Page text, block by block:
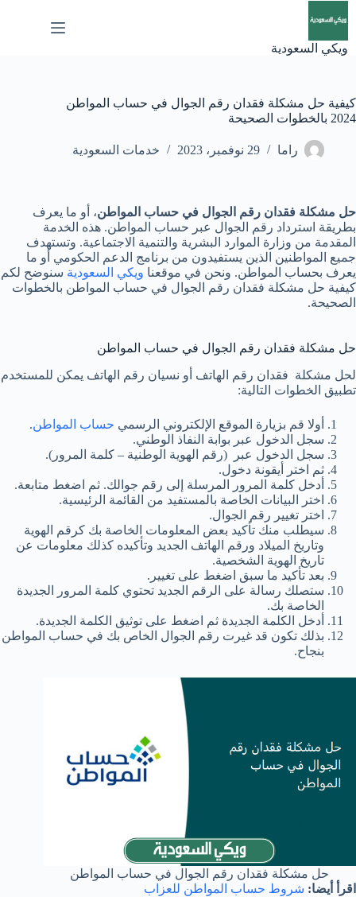
إلى
ويكي السعودية
كيفية حل مشكلة فقدان رقم الجوال في حساب المواطن
2024 بالخطوات الصحيحة
راما 29 نوفمبر، 2023 خدمات السعودية
حل مشكلة فقدان رقم الجوال في حساب المواطن، أو ما يعرف
بطريقة استرداد رقم الجوال عبر حساب المواطن. هذه الخدمة
المقدمة من وزارة الموارد البشرية والتنمية الاجتماعية. وتستهدف
جميع المواطنين الذين يستفيدون من برنامج الدعم الحكومي أو ما
يعرف بحساب المواطن. ونحن في موقعنا ويكي السعودية سنوضح لكم
كيفية حل مشكلة فقدان رقم الجوال في حساب المواطن بالخطوات
الصحيحة.
حل مشكلة فقدان رقم الجوال في حساب المواطن
لحل مشكلة فقدان رقم الهاتف أو نسيان رقم الهاتف يمكن للمستخدم
تطبيق الخطوات التالية:
أولا قم بزيارة الموقع الإلكتروني الرسمي حساب المواطن.
سجل الدخول عبر بوابة النفاذ الوطني.
سجل الدخول عبر (رقم الهوية الوطنية – كلمة المرور).
ثم اختر أيقونة دخول.
أدخل كلمة المرور المرسلة إلى رقم جوالك. ثم اضغط متابعة.
اختر البيانات الخاصة بالمستفيد من القائمة الرئيسية.
اختر تغيير رقم الجوال.
سيطلب منك تأكيد بعض المعلومات الخاصة بك كرقم الهوية
وتاريخ الميلاد ورقم الهاتف الجديد وتأكيده كذلك معلومات عن
تاريخ الهوية الشخصية.
بعد تأكيد ما سبق اضغط على تغيير.
ستصلك رسالة على الرقم الجديد تحتوي كلمة المرور الجديدة
الخاصة بك.
أدخل الكلمة الجديدة ثم اضغط على توثيق الكلمة الجديدة.
بذلك تكون قد غيرت رقم الجوال الخاص بك في حساب المواطن
بنجاح.
حل مشكلة فقدان رقم الجوال في حساب المواطن
اقرأ أيضا: شروط حساب المواطن للعزاب